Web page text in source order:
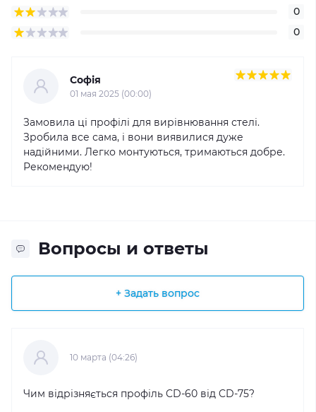
0
0
Софія
01 мая 2025 (00:00)
Замовила ці профілі для вирівнювання стелі.
Зробила все сама, і вони виявилися дуже
надійними. Легко монтуються, тримаються добре.
Рекомендую!
Вопросы и ответы
+ Задать вопрос
10 марта (04:26)
Чим відрізняється профіль CD-60 від CD-75?